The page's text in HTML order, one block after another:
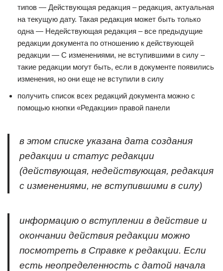
типов — Действующая редакция – редакция, актуальная
на текущую дату. Такая редакция может быть только
одна — Недействующая редакция – все предыдущие
редакции документа по отношению к действующей
редакции — С изменениями, не вступившими в силу –
такие редакции могут быть, если в документе появились
изменения, но они еще не вступили в силу
получить список всех редакций документа можно с
помощью кнопки «Редакции» правой панели
в этом списке указана дата создания
редакции и статус редакции
(действующая, недействующая, редакция
с изменениями, не вступившими в силу)
информацию о вступлении в действие и
окончании действия редакции можно
посмотреть в Справке к редакции. Если
есть неопределенность с датой начала